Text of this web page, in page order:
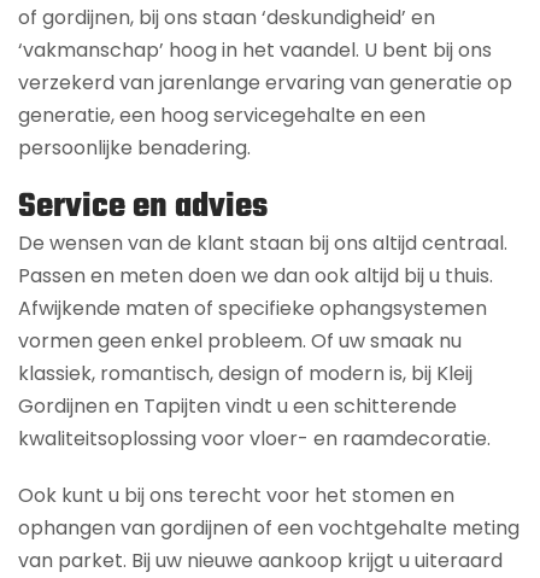
of gordijnen, bij ons staan ‘deskundigheid’ en
‘vakmanschap’ hoog in het vaandel. U bent bij ons
verzekerd van jarenlange ervaring van generatie op
generatie, een hoog servicegehalte en een
persoonlijke benadering.
Service en advies
De wensen van de klant staan bij ons altijd centraal.
Passen en meten doen we dan ook altijd bij u thuis.
Afwijkende maten of specifieke ophangsystemen
vormen geen enkel probleem. Of uw smaak nu
klassiek, romantisch, design of modern is, bij Kleij
Gordijnen en Tapijten vindt u een schitterende
kwaliteitsoplossing voor vloer- en raamdecoratie.
Ook kunt u bij ons terecht voor het stomen en
ophangen van gordijnen of een vochtgehalte meting
van parket. Bij uw nieuwe aankoop krijgt u uiteraard